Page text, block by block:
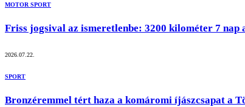
MOTOR SPORT
Friss jogsival az ismeretlenbe: 3200 kilométer 7 nap
2026.07.22.
SPORT
Bronzéremmel tért haza a komáromi íjászcsapat a